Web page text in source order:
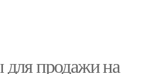
продажи на